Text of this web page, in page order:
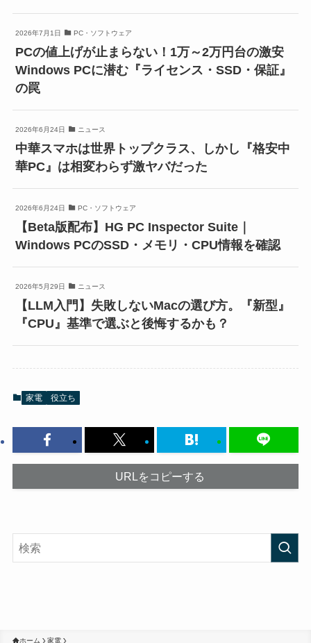
2026年7月1日 PC・ソフトウェア
PCの値上げが止まらない！1万～2万円台の激安
Windows PCに潜む『ライセンス・SSD・保証』
の罠
2026年6月24日 ニュース
中華スマホは世界トップクラス、しかし『格安中
華PC』は相変わらず激ヤバだった
2026年6月24日 PC・ソフトウェア
【Beta版配布】HG PC Inspector Suite｜
Windows PCのSSD・メモリ・CPU情報を確認
2026年5月29日 ニュース
【LLM入門】失敗しないMacの選び方。『新型』
『CPU』基準で選ぶと後悔するかも？
家電 役立ち
URLをコピーする
ホーム 家電